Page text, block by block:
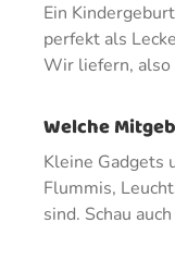
Ein
perfekt als
Wir liefern, also
Welche
Kleine Gadgets
Flummis,
sind. Schau